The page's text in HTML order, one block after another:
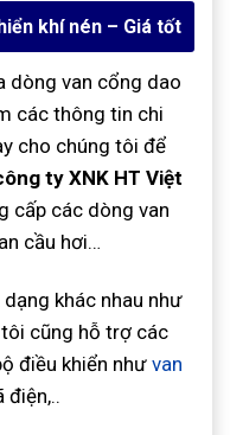
khí nén – Giá tốt
dòng van cổng dao
các thông tin chi
cho chúng tôi để
ty XNK HT Việt
cấp các dòng van
cầu hơi…
khác nhau như
tôi cũng hỗ trợ các
điều khiển nhưvan
điện,..